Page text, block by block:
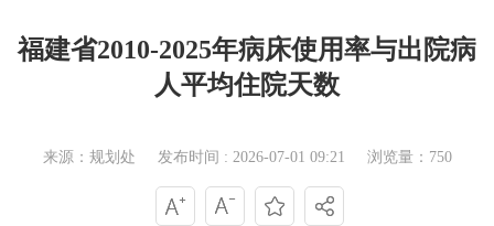
福建省2010-2025年病床使用率与出院病
人平均住院天数
来源：规划处 发布时间 : 2026-07-01 09:21 浏览量：750